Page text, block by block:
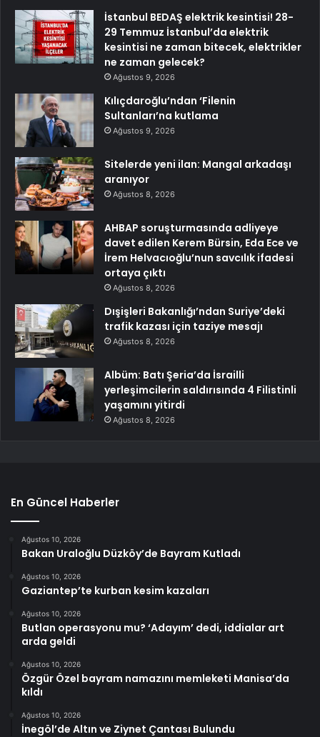
İstanbul BEDAŞ elektrik kesintisi! 28-
29 Temmuz İstanbul’da elektrik
kesintisi ne zaman bitecek, elektrikler
ne zaman gelecek?
Ağustos 9, 2026
Kılıçdaroğlu’ndan ‘Filenin
Sultanları’na kutlama
Ağustos 9, 2026
Sitelerde yeni ilan: Mangal arkadaşı
aranıyor
Ağustos 8, 2026
AHBAP soruşturmasında adliyeye
davet edilen Kerem Bürsin, Eda Ece ve
İrem Helvacıoğlu’nun savcılık ifadesi
ortaya çıktı
Ağustos 8, 2026
Dışişleri Bakanlığı’ndan Suriye’deki
trafik kazası için taziye mesajı
Ağustos 8, 2026
Albüm: Batı Şeria’da İsrailli
yerleşimcilerin saldırısında 4 Filistinli
yaşamını yitirdi
Ağustos 8, 2026
En Güncel Haberler
Ağustos 10, 2026
Bakan Uraloğlu Düzköy’de Bayram Kutladı
Ağustos 10, 2026
Gaziantep’te kurban kesim kazaları
Ağustos 10, 2026
Butlan operasyonu mu? ‘Adayım’ dedi, iddialar art
arda geldi
Ağustos 10, 2026
Özgür Özel bayram namazını memleketi Manisa’da
kıldı
Ağustos 10, 2026
İnegöl’de Altın ve Ziynet Çantası Bulundu